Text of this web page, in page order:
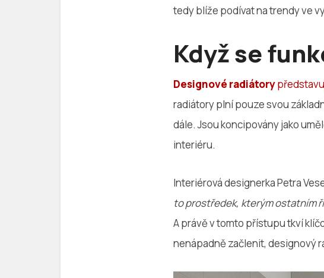
tedy blíže podívat na trendy ve
Když se
Designové radiátory
radiátory plní pouze svou
dále. Jsou koncipovány jako
interiéru.
Interiérová designerka Petra
to prostředek, kterým ostatním
A právě v tomto přístupu tkví
nenápadně začlenit, designový